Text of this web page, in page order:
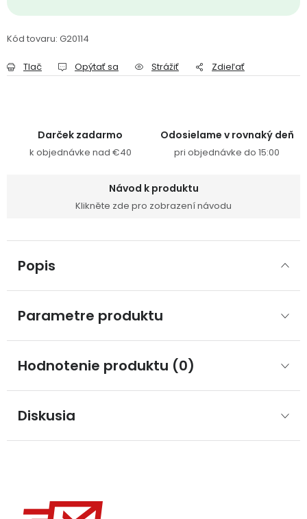
Kód tovaru: G20114
Tlač Opýtať sa Strážiť Zdieľať
Darček zadarmo
k objednávke nad €40
Odosielame v rovnaký deň
pri objednávke do 15:00
Návod k produktu
Klikněte zde pro zobrazení návodu
Popis
Parametre produktu
Hodnotenie produktu (0)
Diskusia